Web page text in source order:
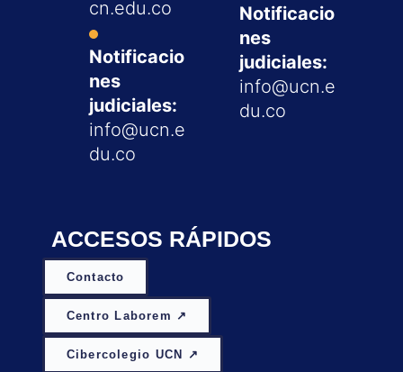
cn.edu.co
Notificacio
nes
judiciales:
info@ucn.e
du.co
Notificacio
nes
judiciales:
info@ucn.e
du.co
ACCESOS RÁPIDOS
Contacto
Centro Laborem ↗
Cibercolegio UCN ↗